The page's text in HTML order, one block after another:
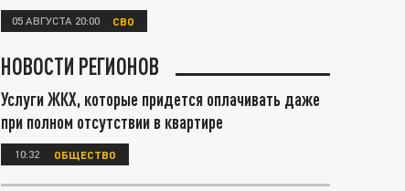
05 АВГУСТА 20:00 СВО
НОВОСТИ РЕГИОНОВ
Услуги ЖКХ, которые придется оплачивать даже
при полном отсутствии в квартире
10:32 ОБЩЕСТВО